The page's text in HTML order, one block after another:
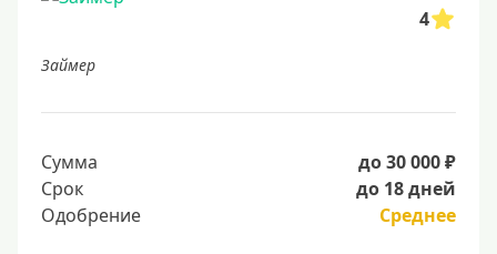
4
Займер
Сумма
до 30 000 ₽
Срок
до 18 дней
Одобрение
Среднее